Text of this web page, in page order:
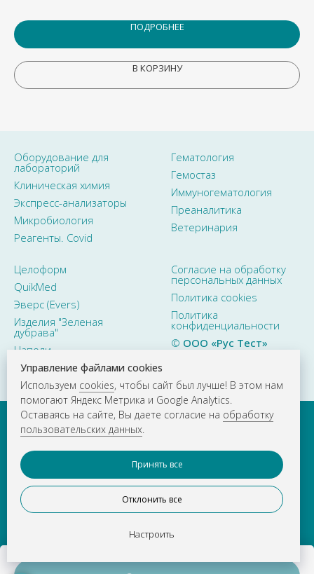
ПОДРОБНЕЕ
В КОРЗИНУ
Оборудование для
лабораторий
Клиническая химия
Экспресс-анализаторы
Микробиология
Реагенты. Covid
Гематология
Гемостаз
Иммуногематология
Преаналитика
Ветеринария
Целоформ
QuikMed
Эверс (Evers)
Изделия "Зеленая
дубрава"
Наполи
Согласие на обработку
персональных данных
Политика cookies
Политика
конфиденциальности
© ООО «Рус Тест»
2015–2026. Все права
e-mail:info@rustestlab.ru
Управление файлами cookies
Используем cookies, чтобы сайт был лучше! В этом нам
помогают Яндекс Метрика и Google Analytics.
Оставаясь на сайте, Вы даете согласие на обработку
пользовательских данных.
Принять все
Отклонить все
Настроить